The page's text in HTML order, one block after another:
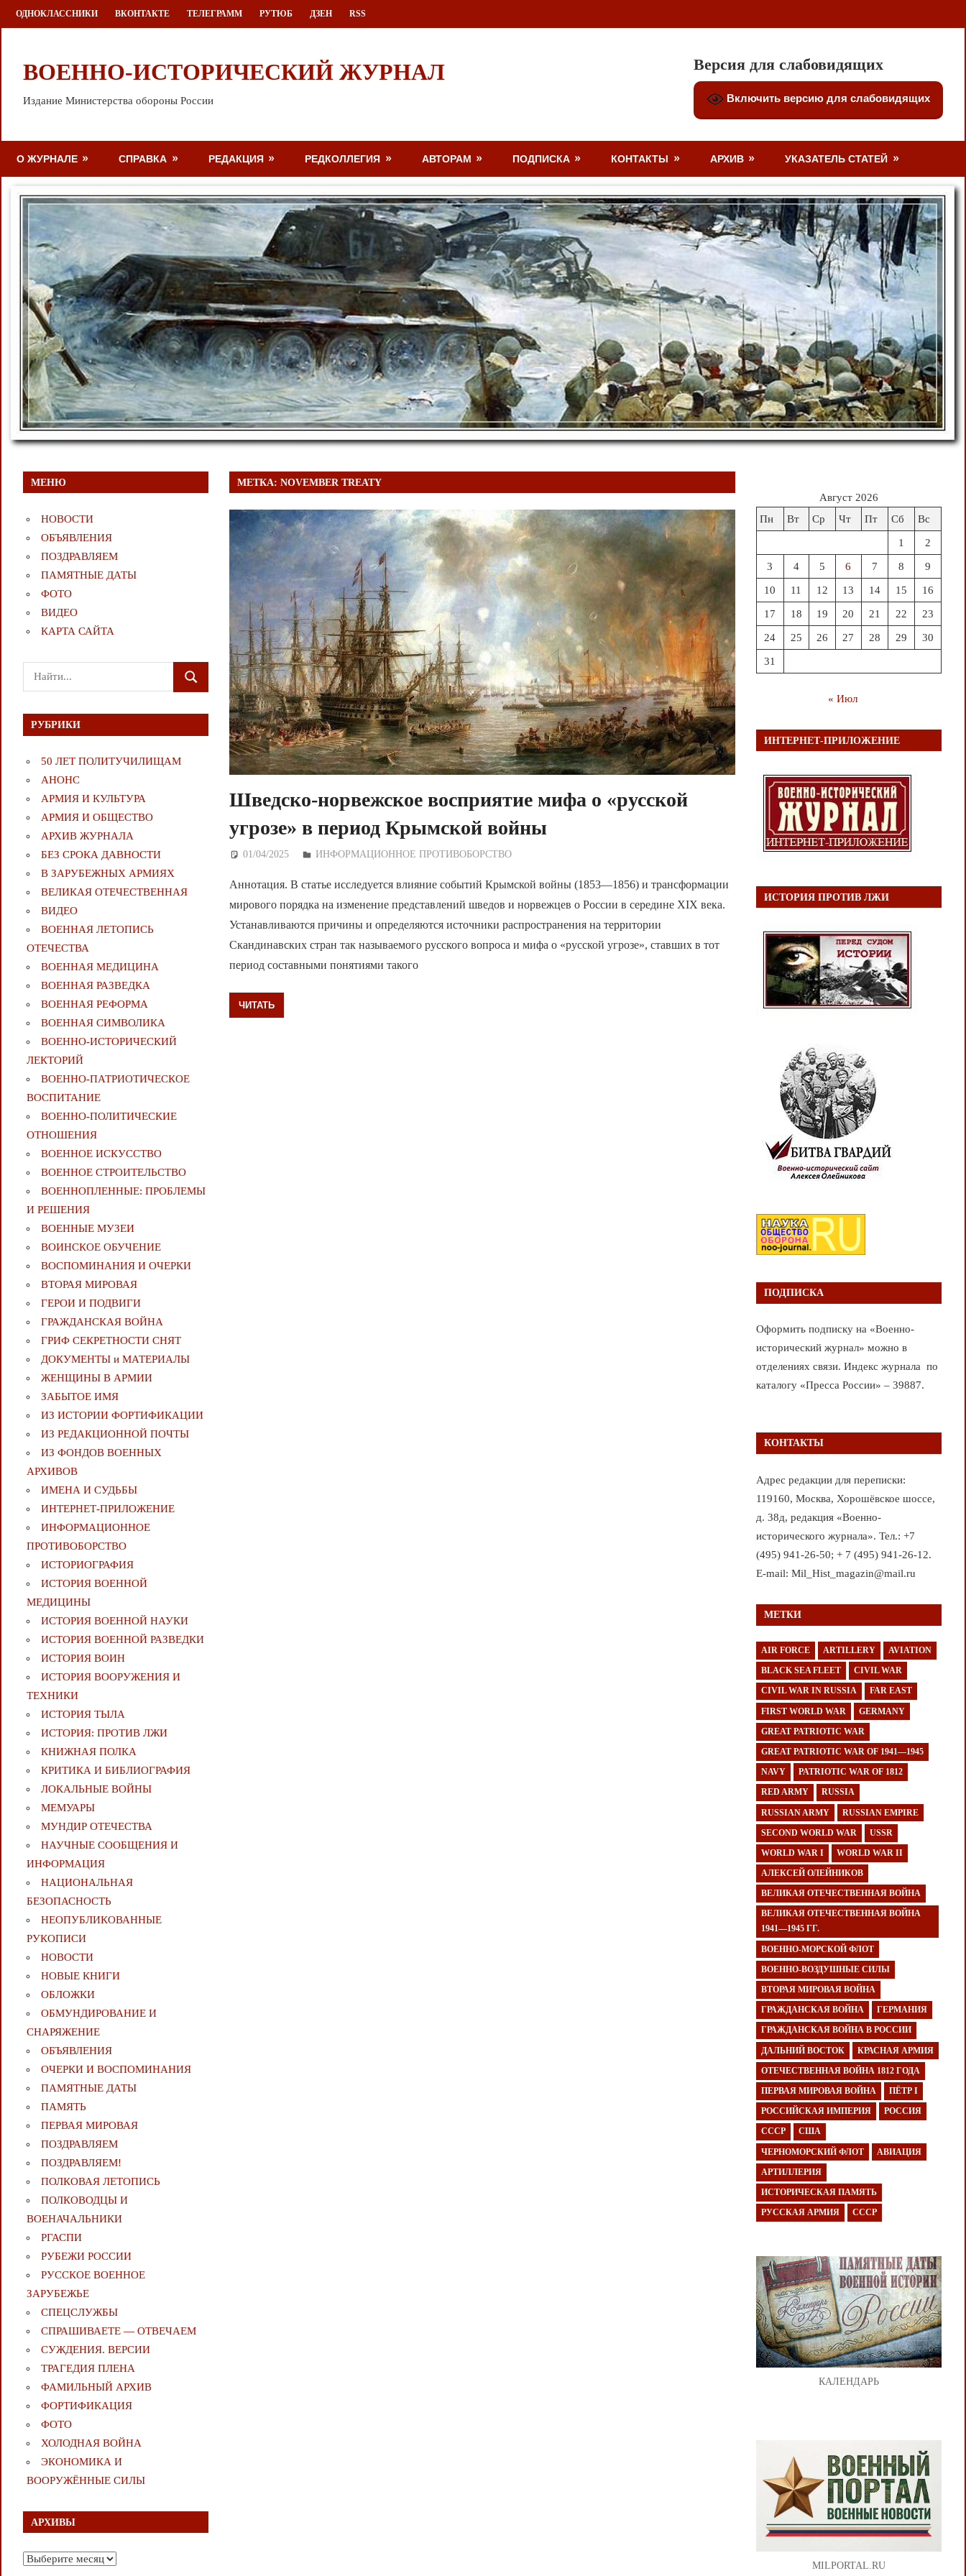
Перейти
к
ОДНОКЛАССНИКИ ВКОНТАКТЕ ТЕЛЕГРАММ РУТЮБ ДЗЕН RSS
ВОЕННО-ИСТОРИЧЕСКИЙ ЖУРНАЛ
Издание Министерства обороны России
Версия для слабовидящих
Включить версию для слабовидящих
О ЖУРНАЛЕ СПРАВКА РЕДАКЦИЯ РЕДКОЛЛЕГИЯ АВТОРАМ ПОДПИСКА КОНТАКТЫ АРХИВ УКАЗАТЕЛЬ СТАТЕЙ
МЕТКА:NOVEMBER TREATY
Шведско-норвежское восприятие мифа о «русской
угрозе» в период Крымской войны
01/04/2025 Дежурный по Редакции
ИНФОРМАЦИОННОЕ ПРОТИВОБОРСТВО
Аннотация. В статье исследуется влияние событий Крымской войны (1853—1856) и трансформации
мирового порядка на изменение представлений шведов и норвежцев о России в середине XIX века.
Устанавливаются причины и определяются источники распространения на территории
Скандинавских стран так называемого русского вопроса и мифа о «русской угрозе», ставших в тот
период составными понятиями такого
ЧИТАТЬ
МЕНЮ
НОВОСТИ
ОБЪЯВЛЕНИЯ
ПОЗДРАВЛЯЕМ
ПАМЯТНЫЕ ДАТЫ
ФОТО
ВИДЕО
КАРТА САЙТА
Поиск
для:
ПОИСК
РУБРИКИ
50 ЛЕТ ПОЛИТУЧИЛИЩАМ
АНОНС
АРМИЯ И КУЛЬТУРА
АРМИЯ И ОБЩЕСТВО
АРХИВ ЖУРНАЛА
БЕЗ СРОКА ДАВНОСТИ
В ЗАРУБЕЖНЫХ АРМИЯХ
ВЕЛИКАЯ ОТЕЧЕСТВЕННАЯ
ВИДЕО
ВОЕННАЯ ЛЕТОПИСЬ
ОТЕЧЕСТВА
ВОЕННАЯ МЕДИЦИНА
ВОЕННАЯ РАЗВЕДКА
ВОЕННАЯ РЕФОРМА
ВОЕННАЯ СИМВОЛИКА
ВОЕННО-ИСТОРИЧЕСКИЙ
ЛЕКТОРИЙ
ВОЕННО-ПАТРИОТИЧЕСКОЕ
ВОСПИТАНИЕ
ВОЕННО-ПОЛИТИЧЕСКИE
ОТНОШЕНИЯ
ВОЕННОЕ ИСКУССТВО
ВОЕННОЕ СТРОИТЕЛЬСТВО
ВОЕННОПЛЕННЫЕ: ПРОБЛЕМЫ
И РЕШЕНИЯ
ВОЕННЫЕ МУЗЕИ
ВОИНСКОЕ ОБУЧЕНИЕ
ВОСПОМИНАНИЯ И ОЧЕРКИ
ВТОРАЯ МИРОВАЯ
ГЕРОИ И ПОДВИГИ
ГРАЖДАНСКАЯ ВОЙНА
ГРИФ СЕКРЕТНОСТИ СНЯТ
ДОКУМЕНТЫ и МАТЕРИАЛЫ
ЖЕНЩИНЫ В АРМИИ
ЗАБЫТОЕ ИМЯ
ИЗ ИСТОРИИ ФОРТИФИКАЦИИ
ИЗ РЕДАКЦИОННОЙ ПОЧТЫ
ИЗ ФОНДОВ ВОЕННЫХ
АРХИВОВ
ИМЕНА И СУДЬБЫ
ИНТЕРНЕТ-ПРИЛОЖЕНИЕ
ИНФОРМАЦИОННОЕ
ПРОТИВОБОРСТВО
ИСТОРИОГРАФИЯ
ИСТОРИЯ ВОЕННОЙ
МЕДИЦИНЫ
ИСТОРИЯ ВОЕННОЙ НАУКИ
ИСТОРИЯ ВОЕННОЙ РАЗВЕДКИ
ИСТОРИЯ ВОИН
ИСТОРИЯ ВООРУЖЕНИЯ И
ТЕХНИКИ
ИСТОРИЯ ТЫЛА
ИСТОРИЯ: ПРОТИВ ЛЖИ
КНИЖНАЯ ПОЛКА
КРИТИКА И БИБЛИОГРАФИЯ
ЛОКАЛЬНЫЕ ВОЙНЫ
МЕМУАРЫ
МУНДИР ОТЕЧЕСТВА
НАУЧНЫЕ СООБЩЕНИЯ И
ИНФОРМАЦИЯ
НАЦИОНАЛЬНАЯ
БЕЗОПАСНОСТЬ
НЕОПУБЛИКОВАННЫЕ
РУКОПИСИ
НОВОСТИ
НОВЫЕ КНИГИ
ОБЛОЖКИ
ОБМУНДИРОВАНИЕ И
СНАРЯЖЕНИЕ
ОБЪЯВЛЕНИЯ
ОЧЕРКИ И ВОСПОМИНАНИЯ
ПАМЯТНЫЕ ДАТЫ
ПАМЯТЬ
ПЕРВАЯ МИРОВАЯ
ПОЗДРАВЛЯЕМ
ПОЗДРАВЛЯЕМ!
ПОЛКОВАЯ ЛЕТОПИСЬ
ПОЛКОВОДЦЫ И
ВОЕНАЧАЛЬНИКИ
РГАСПИ
РУБЕЖИ РОССИИ
РУССКОЕ ВОЕННОЕ
ЗАРУБЕЖЬЕ
СПЕЦСЛУЖБЫ
СПРАШИВАЕТЕ — ОТВЕЧАЕМ
СУЖДЕНИЯ. ВЕРСИИ
ТРАГЕДИЯ ПЛЕНА
ФАМИЛЬНЫЙ АРХИВ
ФОРТИФИКАЦИЯ
ФОТО
ХОЛОДНАЯ ВОЙНА
ЭКОНОМИКА И
ВООРУЖЁННЫЕ СИЛЫ
АРХИВЫ
Архивы
Август 2026
Пн
Вт Ср Чт Пт Сб Вс
1 2
3 4 5 6 7 8 9
10 11 12 13 14 15 16
17 18 19 20 21 22 23
24 25 26 27 28 29 30
31
« Июл
ИНТЕРНЕТ-ПРИЛОЖЕНИЕ
ИСТОРИЯ ПРОТИВ ЛЖИ
ПОДПИСКА
Оформить подписку на «Военно-
исторический журнал» можно в
отделениях связи. Индекс журнала по
каталогу «Пресса России» – 39887.
КОНТАКТЫ
Адрес редакции для переписки:
119160, Москва, Хорошёвское шоссе,
д. 38д, редакция «Военно-
исторического журнала». Тел.: +7
(495) 941-26-50; + 7 (495) 941-26-12.
E-mail: Mil_Hist_magazin@mail.ru
МЕТКИ
AIR FORCE ARTILLERY AVIATION
BLACK SEA FLEET CIVIL WAR
CIVIL WAR IN RUSSIA FAR EAST
FIRST WORLD WAR GERMANY
GREAT PATRIOTIC WAR
GREAT PATRIOTIC WAR OF 1941—1945
NAVY PATRIOTIC WAR OF 1812
RED ARMY RUSSIA
RUSSIAN ARMY RUSSIAN EMPIRE
SECOND WORLD WAR USSR
WORLD WAR I WORLD WAR II
АЛЕКСЕЙ ОЛЕЙНИКОВ
ВЕЛИКАЯ ОТЕЧЕСТВЕННАЯ ВОЙНА
ВЕЛИКАЯ ОТЕЧЕСТВЕННАЯ ВОЙНА
1941—1945 ГГ.
ВОЕННО-МОРСКОЙ ФЛОТ
ВОЕННО-ВОЗДУШНЫЕ СИЛЫ
ВТОРАЯ МИРОВАЯ ВОЙНА
ГРАЖДАНСКАЯ ВОЙНА ГЕРМАНИЯ
ГРАЖДАНСКАЯ ВОЙНА В РОССИИ
ДАЛЬНИЙ ВОСТОК КРАСНАЯ АРМИЯ
ОТЕЧЕСТВЕННАЯ ВОЙНА 1812 ГОДА
ПЕРВАЯ МИРОВАЯ ВОЙНА ПЁТР I
РОССИЙСКАЯ ИМПЕРИЯ РОССИЯ
СССР США
ЧЕРНОМОРСКИЙ ФЛОТ АВИАЦИЯ
АРТИЛЛЕРИЯ
ИСТОРИЧЕСКАЯ ПАМЯТЬ
РУССКАЯ АРМИЯ СССР
КАЛЕНДАРЬ
MILPORTAL.RU